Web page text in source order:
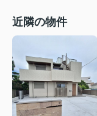
近隣の物件